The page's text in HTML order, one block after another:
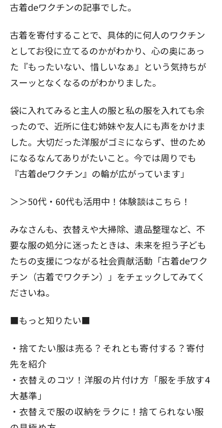
古着deワクチンの記事でした。
古着を寄付することで、具体的に何人のワクチン
としてお役に立てるのかがわかり、心の奥にあっ
た『もったいない、惜しいなぁ』という気持ちが
スーッとなくなるのがわかりました。
袋に入れてみると主人の服と私の服を入れても余
ったので、近所に住む姉妹や友人にも声をかけま
した。大切だった洋服がゴミにならず、世のため
になるなんてありがたいこと。今では周りでも
『古着deワクチン』の輪が広がっています」
＞＞50代・60代も活用中！体験談はこちら！
みなさんも、衣替えや大掃除、遺品整理など、不
要な服の処分に迷ったときは、未来を担う子ども
たちの支援につながる社会貢献活動「古着deワク
チン（古着でワクチン）」をチェックしてみてく
ださいね。
■もっと知りたい■
捨てたい服は売る？それとも寄付する？寄付
先を紹介
衣替えのコツ！洋服の片付け方「服を手放す4
大基準」
衣替えで服の収納をラクに！捨てられない服